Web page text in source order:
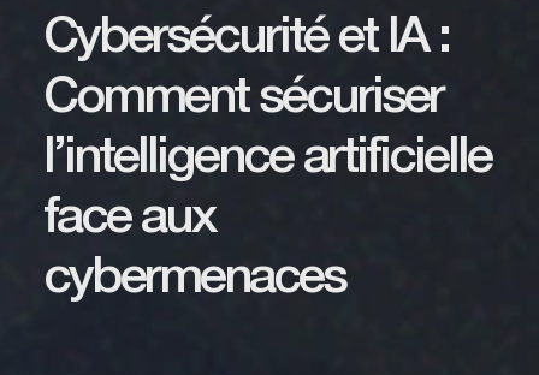
Cybersécurité et IA :
Comment sécuriser
l’intelligence artificielle
face aux
cybermenaces